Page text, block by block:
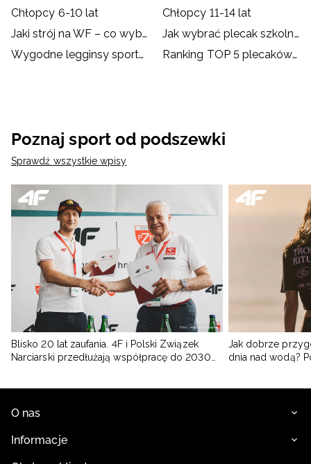
Chłopcy 6-10 lat
Chłopcy 11-14 lat
Jaki strój na WF – co wybrać dla dziecka?
Jak wybrać plecak szkolny?
Wygodne legginsy sportowe dla dzieci
Ranking TOP 5 plecaków szkolnych od 4F
Poznaj sport od podszewki
Sprawdź wszystkie wpisy
Blisko 20 lat zaufania. 4F i Polski Związek
Narciarski przedłużają współpracę do 2030
Jak dobrze
dnia nad wodą?
O nas
Informacje